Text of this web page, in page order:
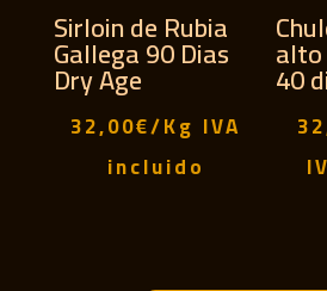
Sirloin de Rubia
Gallega 90 Dias
Dry Age
32,00€/Kg IVA
incluido
40